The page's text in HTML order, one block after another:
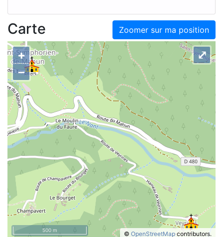
Zoomer sur ma position
Carte
+
–
© OpenStreetMapcontributors.
⤢
500 m